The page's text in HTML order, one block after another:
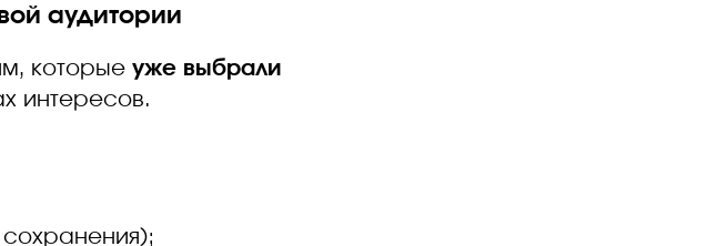
аудитории
которые уже выбрали
интересов.